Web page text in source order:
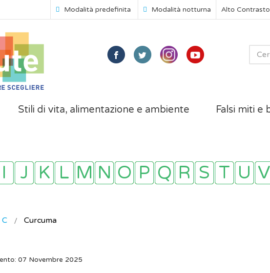
Modalità predefinita Modalità notturna Alto Contrasto
Stili di vita, alimentazione e ambiente Falsi miti e
C Curcuma
07 Novembre 2025